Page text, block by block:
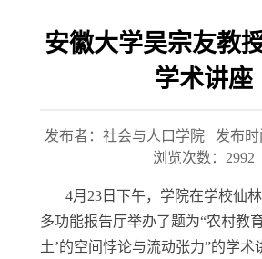
安徽大学吴宗友教
学术讲座
发布者：社会与人口学院
发布时
浏览次数： 2992
4月23日下午，学院在学校仙林
多功能报告厅举办了题为“农村教
土’的空间悖论与流动张力”的学术